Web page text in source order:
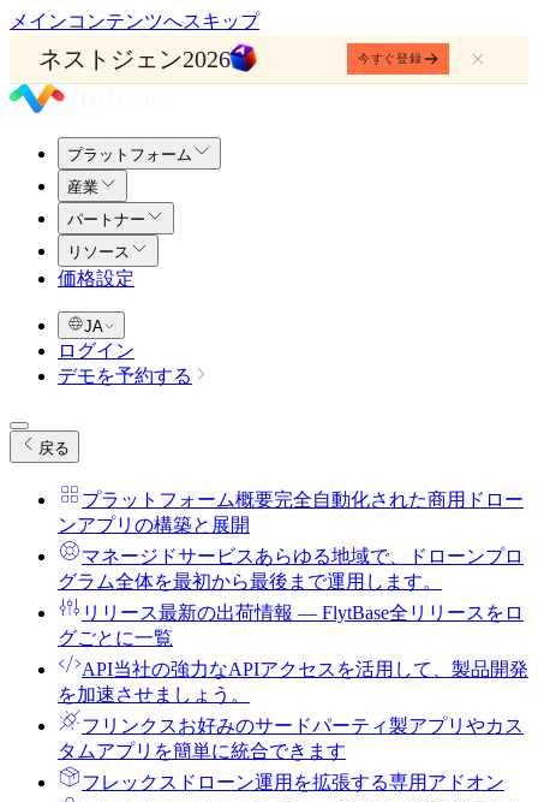
メインコンテンツへスキップ
ネストジェン2026 今すぐ登録
プラットフォーム
産業
パートナー
リソース
価格設定
JA
ログイン
デモを予約する
戻る
プラットフォーム概要完全自動化された商用ドロー
ンアプリの構築と展開
マネージドサービスあらゆる地域で、ドローンプロ
グラム全体を最初から最後まで運用します。
リリース最新の出荷情報 ― FlytBase全リリースをロ
グごとに一覧
API当社の強力なAPIアクセスを活用して、製品開発
を加速させましょう。
フリンクスお好みのサードパーティ製アプリやカス
タムアプリを簡単に統合できます
フレックス ドローン運用を拡張する専用アドオン